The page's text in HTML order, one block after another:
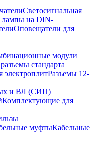
Светосигнальная
лампы на DIN-
Оповещатели для
модули
стандарта
электроплитРазъемы 12-
и ВЛ (СИП)
Комплектующие для
муфтыКабельные